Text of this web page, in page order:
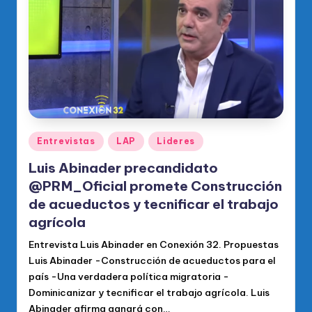
o
O
fi
ci
al
d
el
P
R
M
Publicado
en
Entrevistas LAP Lideres
Luis Abinader precandidato
@PRM_Oficial promete Construcción
de acueductos y tecnificar el trabajo
agrícola
Entrevista Luis Abinader en Conexión 32. Propuestas
Luis Abinader -Construcción de acueductos para el
país -Una verdadera política migratoria -
Dominicanizar y tecnificar el trabajo agrícola. Luis
Abinader afirma ganará con…